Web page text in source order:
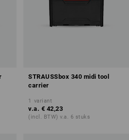
STRAUSSbox 340 midi tool
carrier
1 variant
v.a. € 42,23
(incl. BTW) v.a. 6 stuks